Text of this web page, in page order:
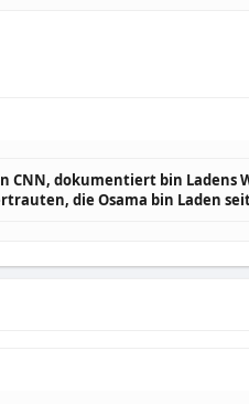
CNN, dokumentiert bin
die Osama bin Laden